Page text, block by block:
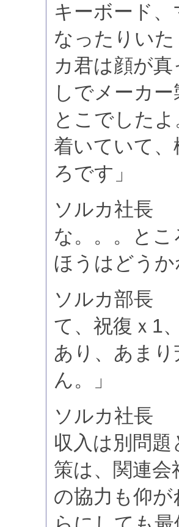
キーボード
なったりい
カ君は顔が
しでメーカ
とこでした
着いていて
ろです」
ソルカ社長
な。。。と
ほうはどう
ソルカ部長
て、祝復ｘ1
あり、あま
ん。」
ソルカ社長
収入は別問
策は、関連
の協力も仰